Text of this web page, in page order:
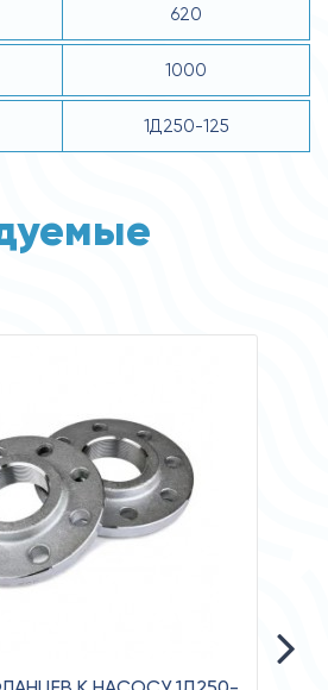
620
1000
1Д250-125